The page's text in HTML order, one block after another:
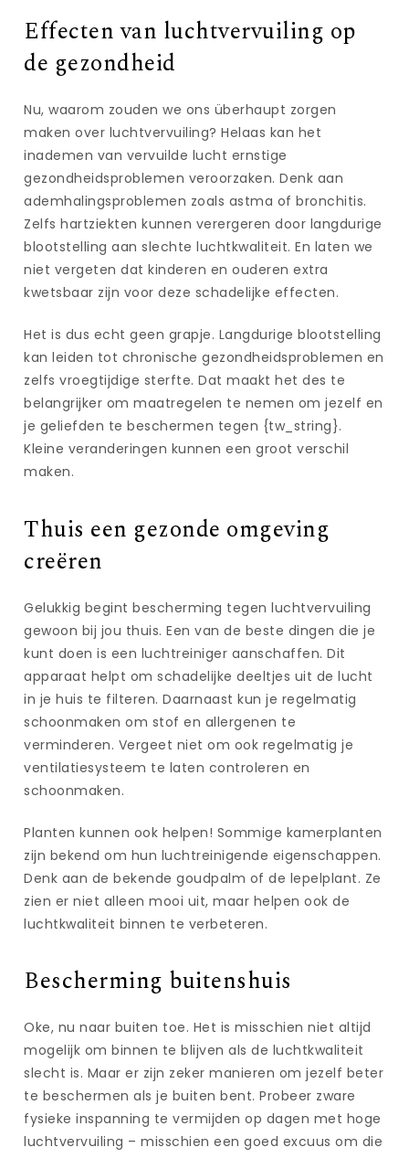
Effecten van luchtvervuiling op
de gezondheid
Nu, waarom zouden we ons überhaupt zorgen
maken over luchtvervuiling? Helaas kan het
inademen van vervuilde lucht ernstige
gezondheidsproblemen veroorzaken. Denk aan
ademhalingsproblemen zoals astma of bronchitis.
Zelfs hartziekten kunnen verergeren door langdurige
blootstelling aan slechte luchtkwaliteit. En laten we
niet vergeten dat kinderen en ouderen extra
kwetsbaar zijn voor deze schadelijke effecten.
Het is dus echt geen grapje. Langdurige blootstelling
kan leiden tot chronische gezondheidsproblemen en
zelfs vroegtijdige sterfte. Dat maakt het des te
belangrijker om maatregelen te nemen om jezelf en
je geliefden te beschermen tegen {tw_string}.
Kleine veranderingen kunnen een groot verschil
maken.
Thuis een gezonde omgeving
creëren
Gelukkig begint bescherming tegen luchtvervuiling
gewoon bij jou thuis. Een van de beste dingen die je
kunt doen is een luchtreiniger aanschaffen. Dit
apparaat helpt om schadelijke deeltjes uit de lucht
in je huis te filteren. Daarnaast kun je regelmatig
schoonmaken om stof en allergenen te
verminderen. Vergeet niet om ook regelmatig je
ventilatiesysteem te laten controleren en
schoonmaken.
Planten kunnen ook helpen! Sommige kamerplanten
zijn bekend om hun luchtreinigende eigenschappen.
Denk aan de bekende goudpalm of de lepelplant. Ze
zien er niet alleen mooi uit, maar helpen ook de
luchtkwaliteit binnen te verbeteren.
Bescherming buitenshuis
Oke, nu naar buiten toe. Het is misschien niet altijd
mogelijk om binnen te blijven als de luchtkwaliteit
slecht is. Maar er zijn zeker manieren om jezelf beter
te beschermen als je buiten bent. Probeer zware
fysieke inspanning te vermijden op dagen met hoge
luchtvervuiling – misschien een goed excuus om die